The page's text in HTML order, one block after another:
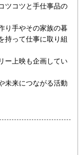
ツコツと手仕事品の
り手やその家族の暮
持って仕事に取り組
ー上映も企画してい
未来につながる活動